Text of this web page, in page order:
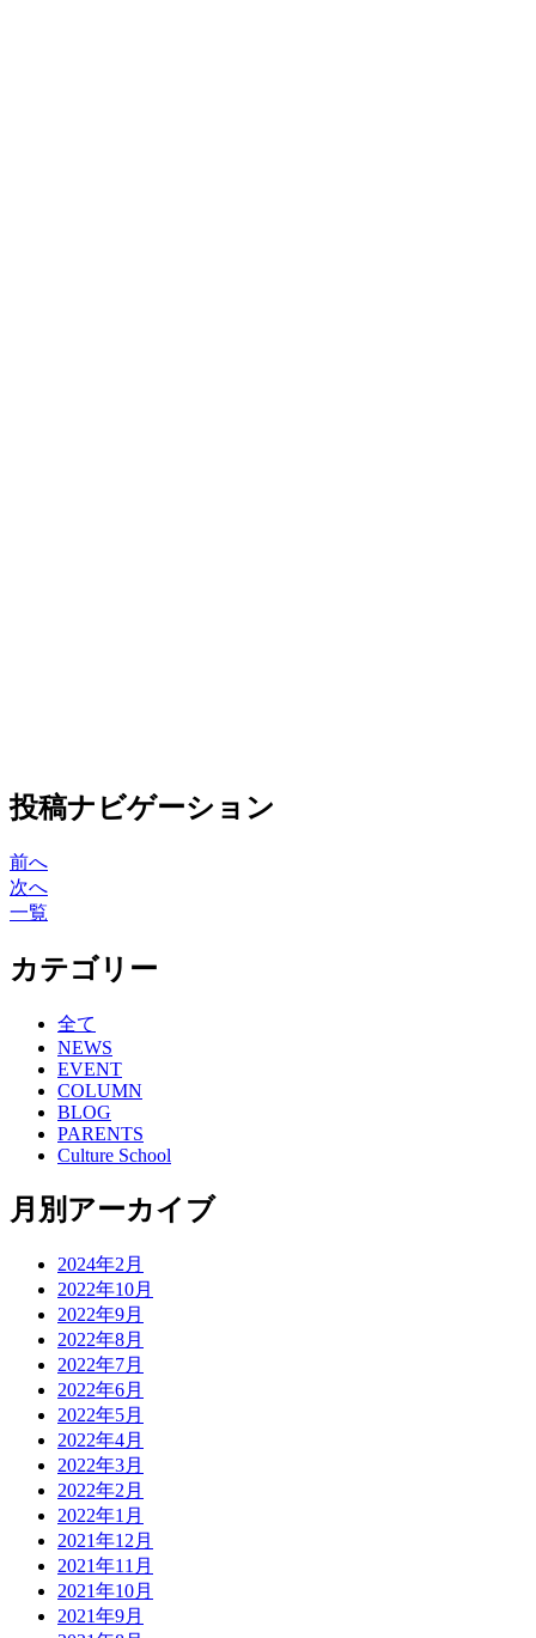
投稿ナビゲーション
前へ
次へ
一覧
カテゴリー
全て
NEWS
EVENT
COLUMN
BLOG
PARENTS
Culture School
月別アーカイブ
2024年2月
2022年10月
2022年9月
2022年8月
2022年7月
2022年6月
2022年5月
2022年4月
2022年3月
2022年2月
2022年1月
2021年12月
2021年11月
2021年10月
2021年9月